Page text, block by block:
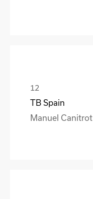
TB Spain
Manuel Canitrot